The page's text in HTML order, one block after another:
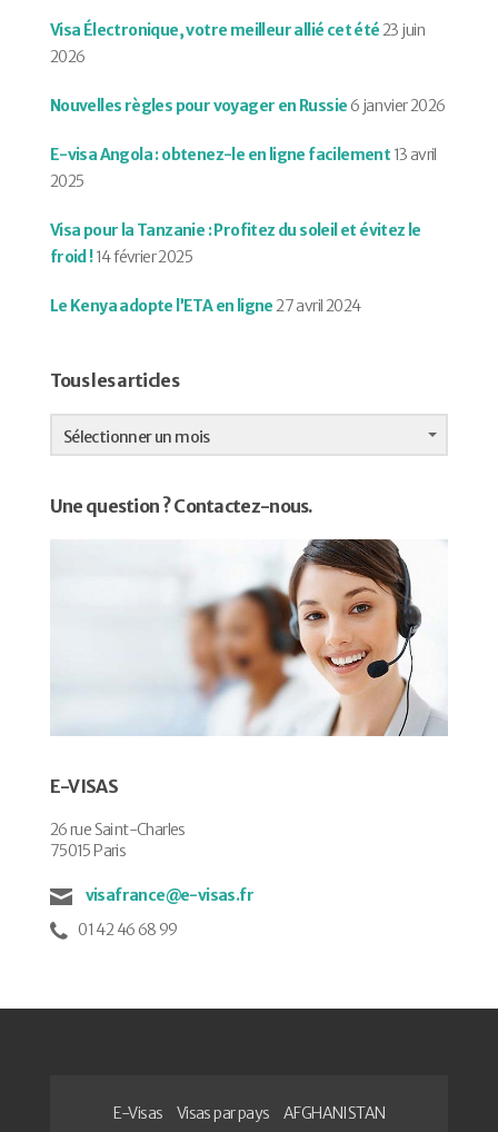
Visa Électronique, votre meilleur allié cet été23 juin
2026
Nouvelles règles pour voyager en Russie 6 janvier 2026
E-visa Angola : obtenez-le en ligne facilement 13 avril
2025
Visa pour la Tanzanie : Profitez du soleil et évitez le
froid !14 février 2025
Le Kenya adopte l’ETA en ligne27 avril 2024
Tous les articles
Tous
les
articles
Sélectionner un mois
Une question ? Contactez-nous.
E-VISAS
26 rue Saint-Charles
75015 Paris
visafrance@e-visas.fr
01 42 46 68 99
E-Visas Visas par pays
AFGHANISTAN